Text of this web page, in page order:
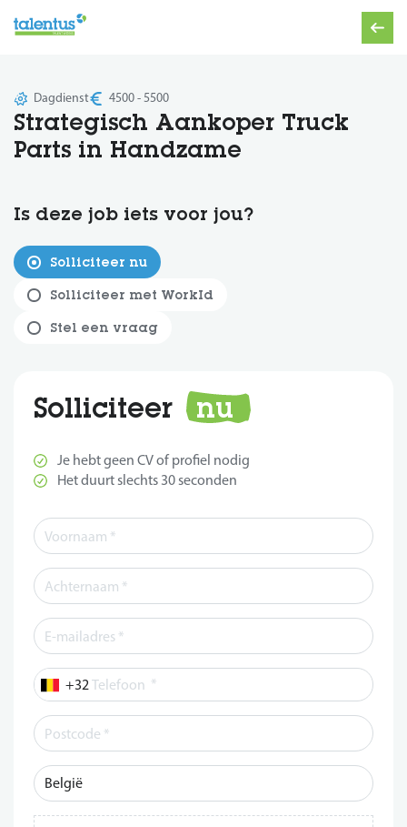
Strategisch Aankoper Truck
Parts in Handzame
Dagdienst 4500 - 5500
Is deze job iets voor jou?
Solliciteer nu
Solliciteer met WorkId
Stel een vraag
Solliciteer nu
Je hebt geen CV of profiel nodig
Het duurt slechts 30 seconden
Telefoon *